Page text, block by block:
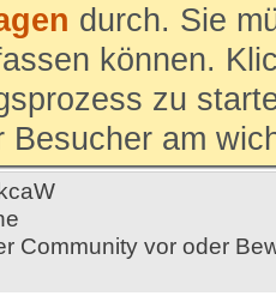
durch. Sie
können.
zu
Besucher am
Community vor oder